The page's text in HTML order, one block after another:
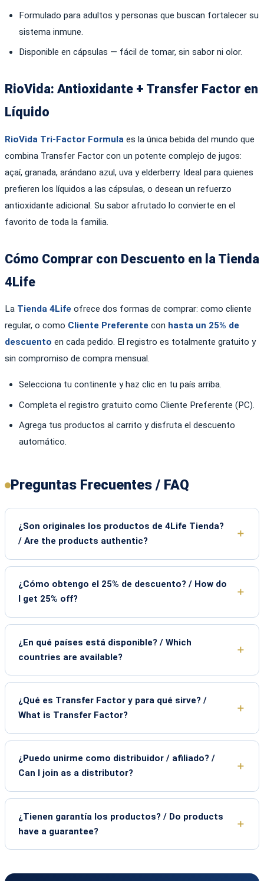
Formulado para adultos y personas que buscan fortalecer su
sistema inmune.
Disponible en cápsulas — fácil de tomar, sin sabor ni olor.
RioVida: Antioxidante + Transfer Factor en
Líquido
RioVida Tri-Factor Formula es la única bebida del mundo que
combina Transfer Factor con un potente complejo de jugos:
açaí, granada, arándano azul, uva y elderberry. Ideal para quienes
prefieren los líquidos a las cápsulas, o desean un refuerzo
antioxidante adicional. Su sabor afrutado lo convierte en el
favorito de toda la familia.
Cómo Comprar con Descuento en la Tienda
4Life
La Tienda 4Life ofrece dos formas de comprar: como cliente
regular, o como Cliente Preferente con hasta un 25% de
descuento en cada pedido. El registro es totalmente gratuito y
sin compromiso de compra mensual.
Selecciona tu continente y haz clic en tu país arriba.
Completa el registro gratuito como Cliente Preferente (PC).
Agrega tus productos al carrito y disfruta el descuento
automático.
Preguntas Frecuentes / FAQ
¿Son originales los productos de 4Life Tienda?
/ Are the products authentic?
¿Cómo obtengo el 25% de descuento? / How do
I get 25% off?
¿En qué países está disponible? / Which
countries are available?
¿Qué es Transfer Factor y para qué sirve? /
What is Transfer Factor?
¿Puedo unirme como distribuidor / afiliado? /
Can I join as a distributor?
¿Tienen garantía los productos? / Do products
have a guarantee?